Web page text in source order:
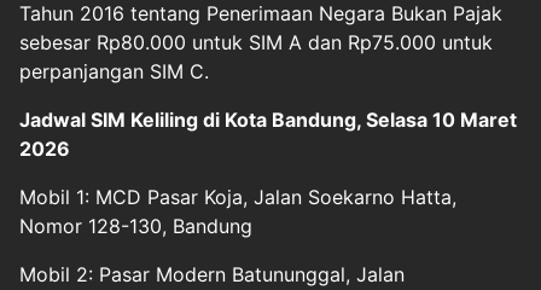
Tahun 2016 tentang Penerimaan Negara Bukan Pajak
sebesar Rp80.000 untuk SIM A dan Rp75.000 untuk
perpanjangan SIM C.
Jadwal SIM Keliling di Kota Bandung, Selasa 10 Maret
2026
Mobil 1: MCD Pasar Koja, Jalan Soekarno Hatta,
Nomor 128-130, Bandung
Mobil 2: Pasar Modern Batununggal, Jalan